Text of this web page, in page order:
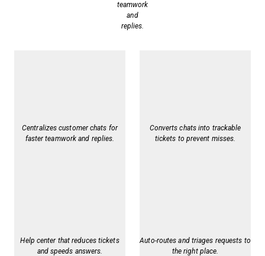
teamwork
and
replies.
Centralizes customer chats for
faster teamwork and replies.
Converts chats into trackable
tickets to prevent misses.
Help center that reduces tickets
and speeds answers.
Auto-routes and triages requests to
the right place.